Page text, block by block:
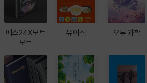
예스24X모트
모트
유아식 오투 과학